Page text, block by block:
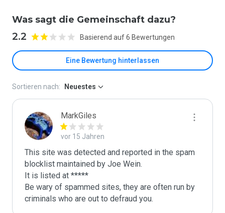
Was sagt die Gemeinschaft dazu?
2.2 Basierend auf 6 Bewertungen
Eine Bewertung hinterlassen
Sortieren nach: Neuestes
MarkGiles
vor 15 Jahren
This site was detected and reported in the spam
blocklist maintained by Joe Wein.
It is listed at *****
Be wary of spammed sites, they are often run by
criminals who are out to defraud you.